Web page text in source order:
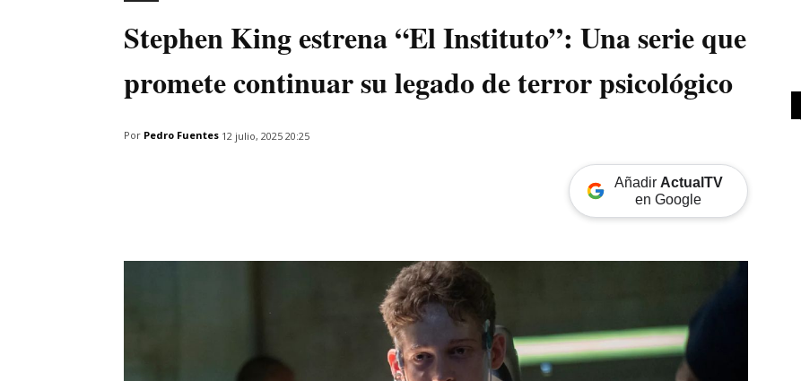
Stephen King estrena “El Instituto”: Una serie que
promete continuar su legado de terror psicológico
Por Pedro Fuentes 12 julio, 2025 20:25
Añadir ActualTV
en Google